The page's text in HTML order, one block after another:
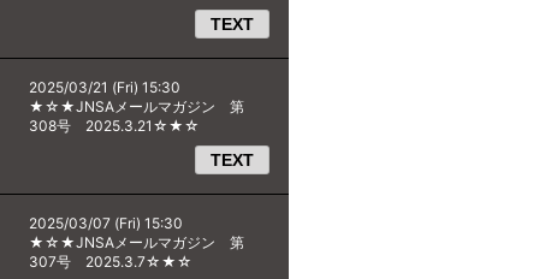
TEXT
2025/03/21 (Fri) 15:30
★☆★JNSAメールマガジン 第
308号 2025.3.21☆★☆
TEXT
2025/03/07 (Fri) 15:30
★☆★JNSAメールマガジン 第
307号 2025.3.7☆★☆